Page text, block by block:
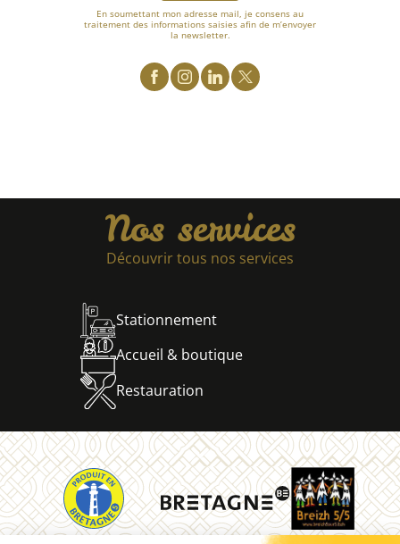
Nos services
Découvrir tous nos services
Stationnement
Accueil & boutique
Restauration
En soumettant mon adresse mail, je consens au
traitement des informations saisies afin de m’envoyer
la newsletter.